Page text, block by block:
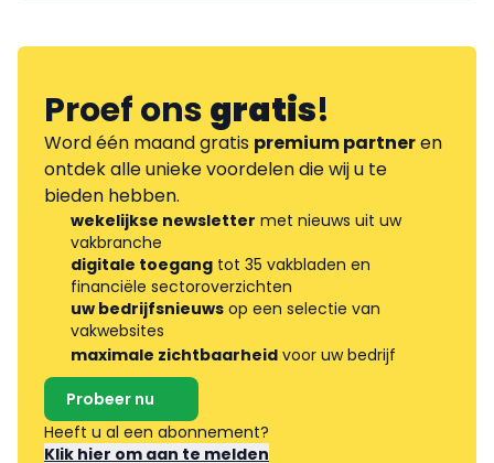
Proef onsgratis!
Word één maand gratis premium partneren
ontdek alle unieke voordelen die wij u te
bieden hebben.
wekelijkse newsletter met nieuws uit uw
vakbranche
digitale toegang tot 35 vakbladen en
financiële sectoroverzichten
uw bedrijfsnieuws op een selectie van
vakwebsites
maximale zichtbaarheid voor uw bedrijf
Probeer nu
Heeft u al een abonnement?
Klik hier om aan te melden